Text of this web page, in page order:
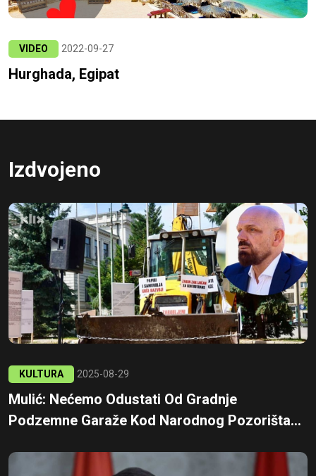
VIDEO 2022-09-27
Hurghada, Egipat
Izdvojeno
KULTURA 2025-08-29
Mulić: Nećemo Odustati Od Gradnje
Podzemne Garaže Kod Narodnog Pozorišta...